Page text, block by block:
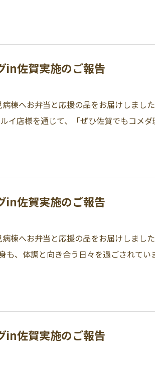
佐賀実施のご報告
棟へお弁当と応援の品をお届けしまし
イ店様を通じて、「ぜひ佐賀でもコメ
佐賀実施のご報告
棟へお弁当と応援の品をお届けしまし
も、体調と向き合う日々を過ごされて
佐賀実施のご報告